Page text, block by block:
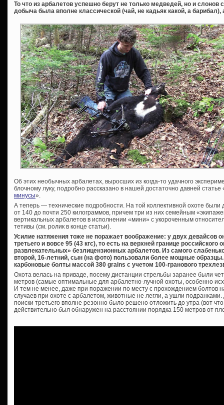
То что из арбалетов успешно берут не только медведей, но и слонов
добыча была вполне классической (чай, не кадьяк какой, а
Об этих необычных арбалетах, выросших из когда-то удачного
блочному луку, подробно рассказано в нашей достаточно давней статье
минусы».
А теперь — технические подробности. На той коллективной охоте
от 140 до почти 250 килограммов, причем три из них семейным
вертикальных арбалетов в исполнении «мини» с укороченным
тетивы (см. ролик в конце статьи).
Усилие натяжения тоже не поражает воображение: у двух девайсов
третьего и вовсе 95 (43 кгс), то есть на верхней границе российского
развлекательных» безлицензионных арбалетов. Из самого
второй, 16-летний, сын (на фото) пользовали более мощные
карбоновые болты массой 380 grains с учетом 100-гранового
Охота велась на приваде, посему дистанции стрельбы заранее были
метров (самые оптимальные для арбалетно-лучной охоты, особенно
И тем не менее, даже при поражении по месту с прохождением болтов
случаев при охоте с арбалетом, животные не легли, а ушли
поиски третьего вполне резонно было решено отложить до утра (вот
действительно был обнаружен на расстоянии порядка 150 метров от